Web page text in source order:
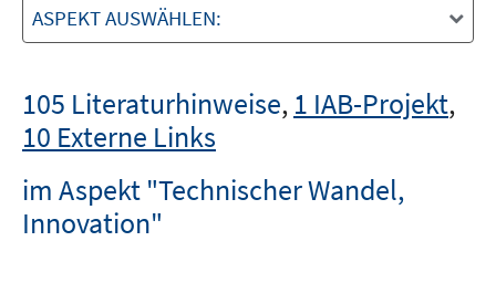
ASPEKT AUSWÄHLEN:
105 Literaturhinweise, 1 IAB-Projekt,
10 Externe Links
im Aspekt "Technischer Wandel,
Innovation"